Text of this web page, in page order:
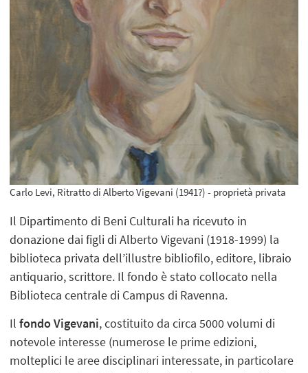
Carlo Levi, Ritratto di Alberto Vigevani (1941?) - proprietà privata
Il Dipartimento di Beni Culturali ha ricevuto in
donazione dai figli di Alberto Vigevani (1918-1999) la
biblioteca privata dell’illustre bibliofilo, editore, libraio
antiquario, scrittore. Il fondo è stato collocato nella
Biblioteca centrale di Campus di Ravenna.
Ilfondo Vigevani, costituito da circa 5000 volumi di
notevole interesse (numerose le prime edizioni,
molteplici le aree disciplinari interessate, in particolare